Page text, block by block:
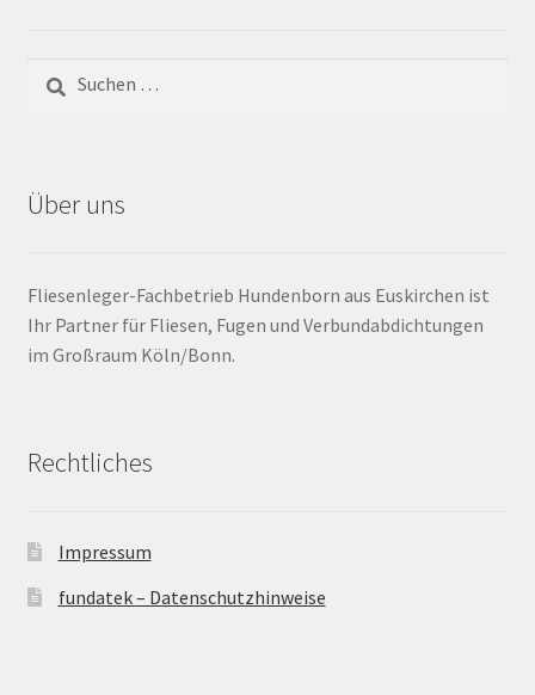
Ausblühungen / Verfärbungen
Barrierefrei
Bodenheizung / Flächenheizung
Brandfarbe
CM Messung
nach:
Über uns
Fliesenleger-Fachbetrieb Hundenborn aus Euskirchen ist
Ihr Partner für Fliesen, Fugen und Verbundabdichtungen
im Großraum Köln/Bonn.
Rechtliches
Impressum
fundatek – Datenschutzhinweise